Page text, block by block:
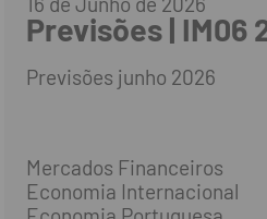
Previsões | IM06
Previsões junho 2026
Mercados Financeiros
Economia Internacional